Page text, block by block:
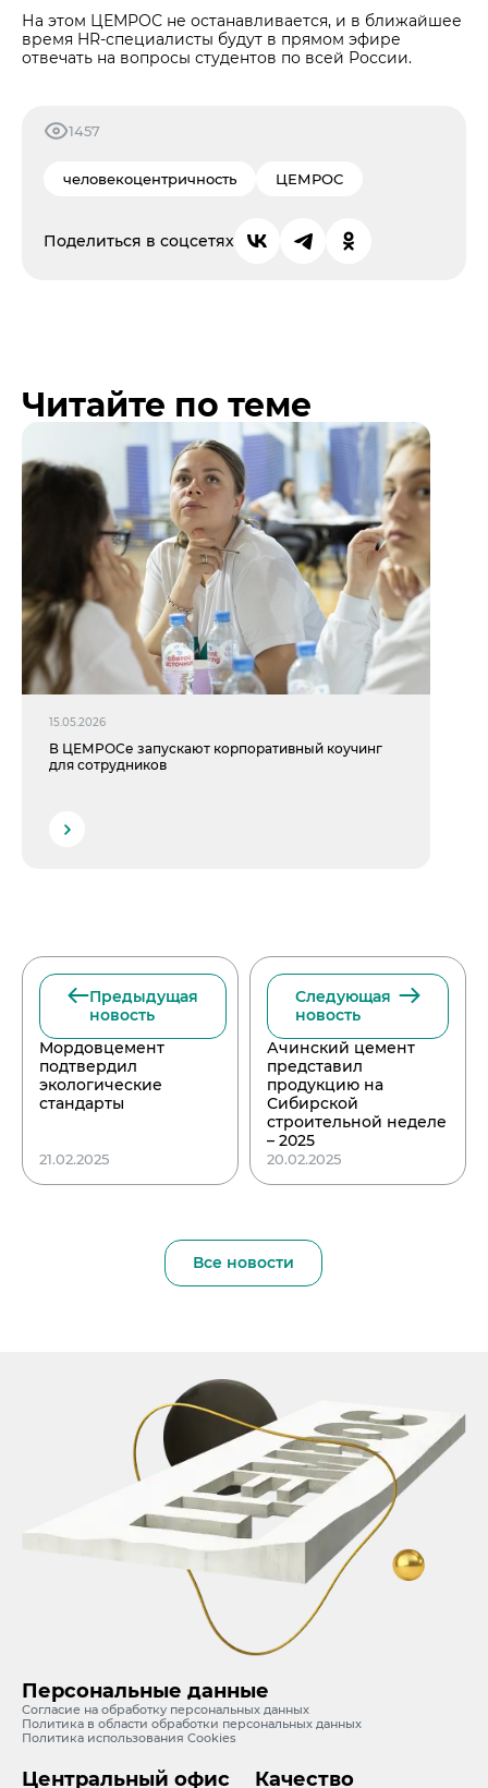
На этом ЦЕМРОС не останавливается, и в ближайшее
время HR-специалисты будут в прямом эфире
отвечать на вопросы студентов по всей России.
1457
человекоцентричность ЦЕМРОС
Поделиться в соцсетях
Читайте по теме
15.05.2026
В ЦЕМРОСе запускают корпоративный коучинг
для сотрудников
Предыдущая
новость
Мордовцемент
подтвердил
экологические
стандарты
21.02.2025
Следующая
новость
Ачинский цемент
представил
продукцию на
Сибирской
строительной неделе
– 2025
20.02.2025
Все новости
Персональные данные
Согласие на обработку персональных данных
Политика в области обработки персональных данных
Политика использования Cookies
Центральный офис Качество